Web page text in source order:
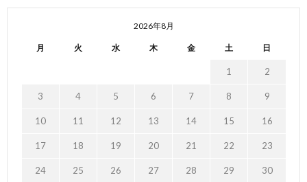
2026年8月
月 火 水 木 金 土 日
1 2
3 4 5 6 7 8 9
10 11 12 13 14 15 16
17 18 19 20 21 22 23
24 25 26 27 28 29 30